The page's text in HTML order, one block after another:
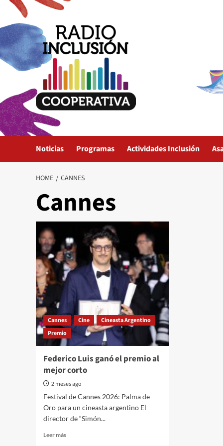
Skip
content
Noticias Programas Actividades Inclusión
HOME CANNES
Cannes
Cannes Cine
Cineasta Argentino
Premio
Federico Luis ganó el premio al
mejor corto
2 meses ago
Festival de Cannes 2026: Palma de
Oro para un cineasta argentino El
director de “Simón...
Leer másRead